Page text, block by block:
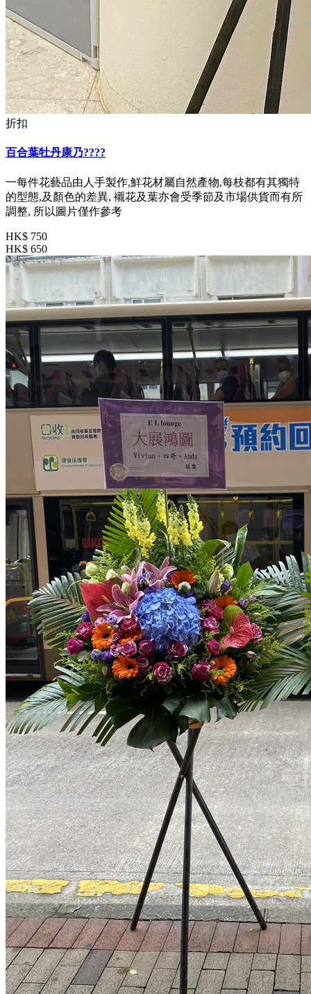
折扣
百合葉牡丹康乃????
一每件花藝品由人手製作,鮮花材屬自然產物,每枝都有其獨特
的型態,及顏色的差異, 襯花及葉亦會受季節及市場供貨而有所
調整, 所以圖片僅作參考
HK$ 750
HK$ 650